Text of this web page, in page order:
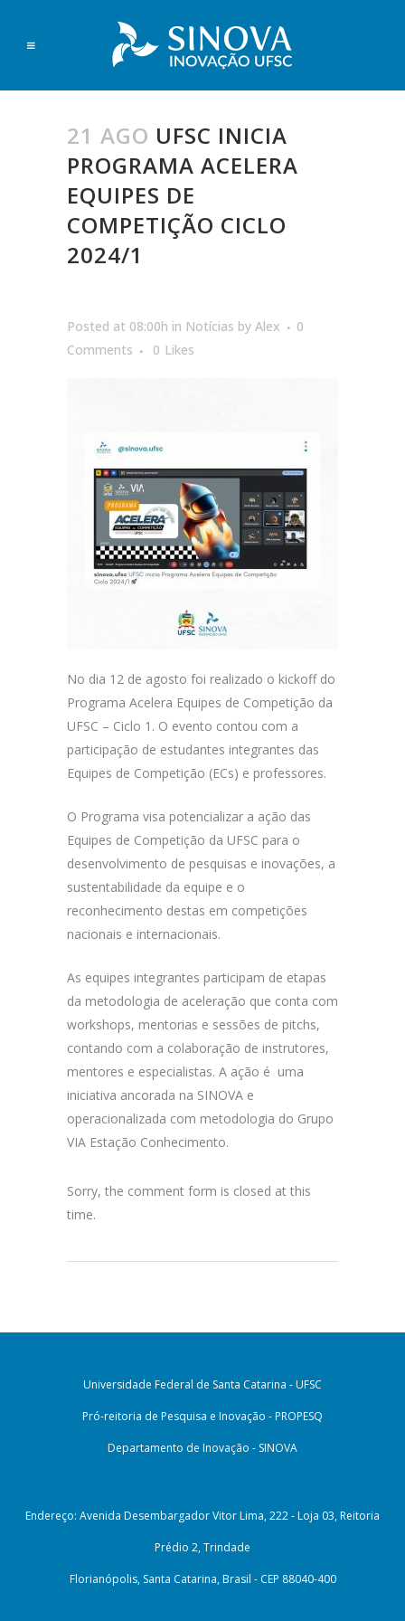
21 AGO UFSC INICIA
PROGRAMA ACELERA
EQUIPES DE
COMPETIÇÃO CICLO
2024/1
Posted at 08:00h in Notícias by Alex
0
Comments
0 Likes
No dia 12 de agosto foi realizado o kickoff do
Programa Acelera Equipes de Competição da
UFSC – Ciclo 1. O evento contou com a
participação de estudantes integrantes das
Equipes de Competição (ECs) e professores.
O Programa visa potencializar a ação das
Equipes de Competição da UFSC para o
desenvolvimento de pesquisas e inovações, a
sustentabilidade da equipe e o
reconhecimento destas em competições
nacionais e internacionais.
As equipes integrantes participam de etapas
da metodologia de aceleração que conta com
workshops, mentorias e sessões de pitchs,
contando com a colaboração de instrutores,
mentores e especialistas. A ação é uma
iniciativa ancorada na SINOVA e
operacionalizada com metodologia do Grupo
VIA Estação Conhecimento.
Sorry, the comment form is closed at this
time.
Universidade Federal de Santa Catarina - UFSC
Pró-reitoria de Pesquisa e Inovação - PROPESQ
Departamento de Inovação - SINOVA
Endereço: Avenida Desembargador Vitor Lima, 222 - Loja 03, Reitoria
Prédio 2, Trindade
Florianópolis, Santa Catarina, Brasil - CEP 88040-400